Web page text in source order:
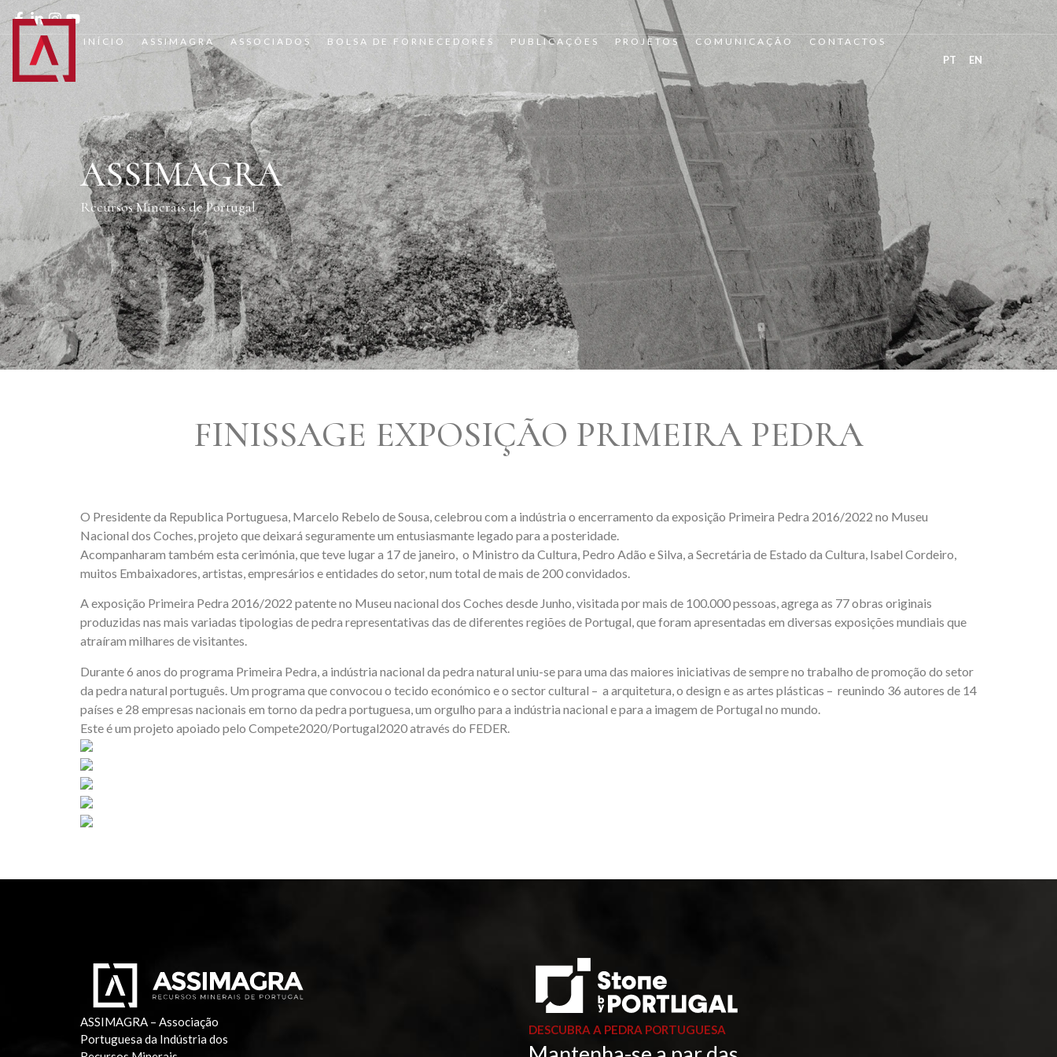
INÍCIO ASSIMAGRA ASSOCIADOS BOLSA DE FORNECEDORES PUBLICAÇÕES PROJETOS COMUNICAÇÃO CONTACTOS
PT EN
ASSIMAGRA
Recursos Minerais de Portugal
FINISSAGE EXPOSIÇÃO PRIMEIRA PEDRA
O Presidente da Republica Portuguesa, Marcelo Rebelo de Sousa, celebrou com a indústria o encerramento da exposição Primeira Pedra 2016/2022 no Museu
Nacional dos Coches, projeto que deixará seguramente um entusiasmante legado para a posteridade.
Acompanharam também esta cerimónia, que teve lugar a 17 de janeiro, o Ministro da Cultura, Pedro Adão e Silva, a Secretária de Estado da Cultura, Isabel Cordeiro,
muitos Embaixadores, artistas, empresários e entidades do setor, num total de mais de 200 convidados.
A exposição Primeira Pedra 2016/2022 patente no Museu nacional dos Coches desde Junho, visitada por mais de 100.000 pessoas, agrega as 77 obras originais
produzidas nas mais variadas tipologias de pedra representativas das de diferentes regiões de Portugal, que foram apresentadas em diversas exposições mundiais que
atraíram milhares de visitantes.
Durante 6 anos do programa Primeira Pedra, a indústria nacional da pedra natural uniu-se para uma das maiores iniciativas de sempre no trabalho de promoção do setor
da pedra natural português. Um programa que convocou o tecido económico e o sector cultural – a arquitetura, o design e as artes plásticas – reunindo 36 autores de 14
países e 28 empresas nacionais em torno da pedra portuguesa, um orgulho para a indústria nacional e para a imagem de Portugal no mundo.
Este é um projeto apoiado pelo Compete2020/Portugal2020 através do FEDER.
ASSIMAGRA – Associação
Portuguesa da Indústria dos
DESCUBRA A PEDRA PORTUGUESA